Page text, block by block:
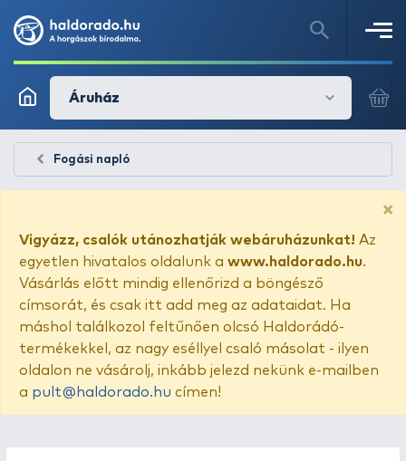
Áruház
Fogási napló
×
Vigyázz, csalók utánozhatják webáruházunkat! Az
egyetlen hivatalos oldalunk a www.haldorado.hu.
Vásárlás előtt mindig ellenőrizd a böngésző
címsorát, és csak itt add meg az adataidat. Ha
máshol találkozol feltűnően olcsó Haldorádó-
termékekkel, az nagy eséllyel csaló másolat - ilyen
oldalon ne vásárolj, inkább jelezd nekünk e-mailben
a pult@haldorado.hu címen!